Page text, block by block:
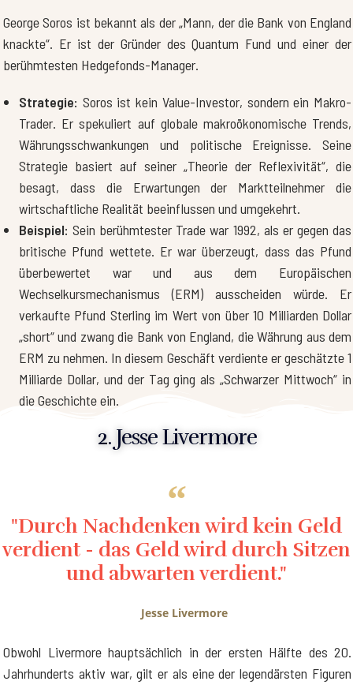
George Soros ist bekannt als der „Mann, der die Bank von England
knackte“. Er ist der Gründer des Quantum Fund und einer der
berühmtesten Hedgefonds-Manager.
Strategie: Soros ist kein Value-Investor, sondern ein Makro-
Trader. Er spekuliert auf globale makroökonomische Trends,
Währungsschwankungen und politische Ereignisse. Seine
Strategie basiert auf seiner „Theorie der Reflexivität“, die
besagt, dass die Erwartungen der Marktteilnehmer die
wirtschaftliche Realität beeinflussen und umgekehrt.
Beispiel: Sein berühmtester Trade war 1992, als er gegen das
britische Pfund wettete. Er war überzeugt, dass das Pfund
überbewertet war und aus dem Europäischen
Wechselkursmechanismus (ERM) ausscheiden würde. Er
verkaufte Pfund Sterling im Wert von über 10 Milliarden Dollar
„short“ und zwang die Bank von England, die Währung aus dem
ERM zu nehmen. In diesem Geschäft verdiente er geschätzte 1
Milliarde Dollar, und der Tag ging als „Schwarzer Mittwoch“ in
die Geschichte ein.
2. Jesse Livermore
"Durch Nachdenken wird kein Geld
verdient - das Geld wird durch Sitzen
und abwarten verdient."
Jesse Livermore
Obwohl Livermore hauptsächlich in der ersten Hälfte des 20.
Jahrhunderts aktiv war, gilt er als eine der legendärsten Figuren